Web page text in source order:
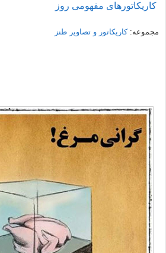
کاریکاتورهای مفهومی روز
مجموعه:کاریکاتور و تصاویر طنز